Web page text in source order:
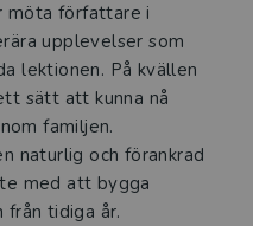
möta författare i
upplevelser som
lektionen. På kvällen
sätt att kunna nå
familjen.
naturlig och förankrad
med att bygga
från tidiga år.